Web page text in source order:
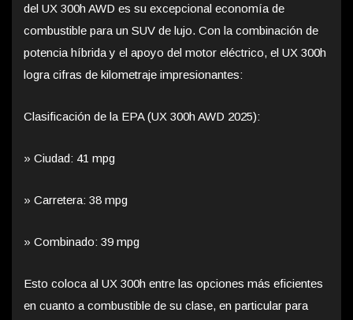
del UX 300h AWD es su excepcional economía de
combustible para un SUV de lujo. Con la combinación de
potencia híbrida y el apoyo del motor eléctrico, el UX 300h
logra cifras de kilometraje impresionantes:
Clasificación de la EPA (UX 300h AWD 2025):
» Ciudad: 41 mpg
» Carretera: 38 mpg
» Combinado: 39 mpg
Esto coloca al UX 300h entre las opciones más eficientes
en cuanto a combustible de su clase, en particular para